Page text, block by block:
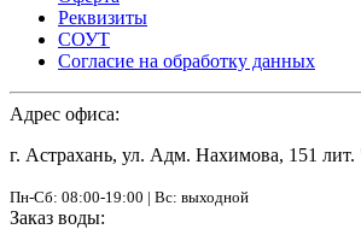
Реквизиты
СОУТ
Согласие на обработку данных
Адрес офиса:
г. Астрахань, ул. Адм. Нахимова, 151
Пн-Сб: 08:00-19:00 | Вс: выходной
Заказ воды: